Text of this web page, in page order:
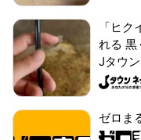
「ヒ
れる 黒
Jタウ
ゼロま